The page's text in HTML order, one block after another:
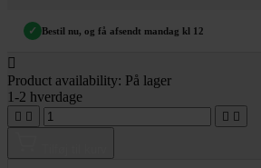
✓ Bestil nu, og få afsendt mandag kl 12

Product availability: På lager
1-2 hverdage
   